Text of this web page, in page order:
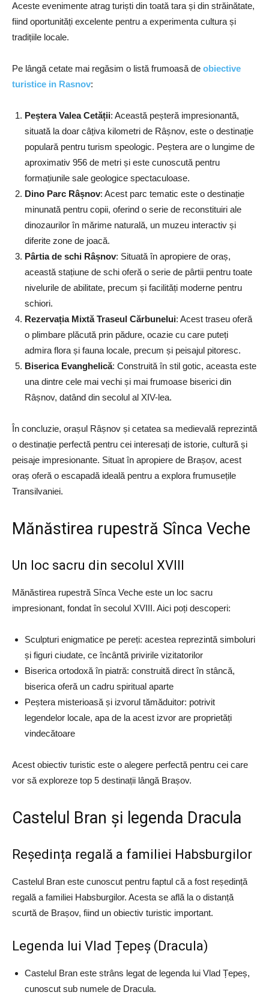
Aceste evenimente atrag turiști din toată tara și din străinătate,
fiind oportunități excelente pentru a experimenta cultura și
tradițiile locale.
Pe lângă cetate mai regăsim o listă frumoasă de obiective
turistice in Rasnov:
Peștera Valea Cetății: Această peșteră impresionantă,
situată la doar câțiva kilometri de Râșnov, este o destinație
populară pentru turism speologic. Peștera are o lungime de
aproximativ 956 de metri și este cunoscută pentru
formațiunile sale geologice spectaculoase.
Dino Parc Râșnov: Acest parc tematic este o destinație
minunată pentru copii, oferind o serie de reconstituiri ale
dinozaurilor în mărime naturală, un muzeu interactiv și
diferite zone de joacă.
Pârtia de schi Râșnov: Situată în apropiere de oraș,
această stațiune de schi oferă o serie de pârtii pentru toate
nivelurile de abilitate, precum și facilități moderne pentru
schiori.
Rezervația Mixtă Traseul Cărbunelui: Acest traseu oferă
o plimbare plăcută prin pădure, ocazie cu care puteți
admira flora și fauna locale, precum și peisajul pitoresc.
Biserica Evanghelică: Construită în stil gotic, aceasta este
una dintre cele mai vechi și mai frumoase biserici din
Râșnov, datând din secolul al XIV-lea.
În concluzie, orașul Râșnov și cetatea sa medievală reprezintă
o destinație perfectă pentru cei interesați de istorie, cultură și
peisaje impresionante. Situat în apropiere de Brașov, acest
oraș oferă o escapadă ideală pentru a explora frumusețile
Transilvaniei.
Mănăstirea rupestră Sînca Veche
Un loc sacru din secolul XVIII
Mănăstirea rupestră Sînca Veche este un loc sacru
impresionant, fondat în secolul XVIII. Aici poți descoperi:
Sculpturi enigmatice pe pereți: acestea reprezintă simboluri
și figuri ciudate, ce încântă privirile vizitatorilor
Biserica ortodoxă în piatră: construită direct în stâncă,
biserica oferă un cadru spiritual aparte
Peștera misterioasă și izvorul tămăduitor: potrivit
legendelor locale, apa de la acest izvor are proprietăți
vindecătoare
Acest obiectiv turistic este o alegere perfectă pentru cei care
vor să exploreze top 5 destinații lângă Brașov.
Castelul Bran și legenda Dracula
Reședința regală a familiei Habsburgilor
Castelul Bran este cunoscut pentru faptul că a fost reședință
regală a familiei Habsburgilor. Acesta se află la o distanță
scurtă de Brașov, fiind un obiectiv turistic important.
Legenda lui Vlad Țepeș (Dracula)
Castelul Bran este strâns legat de legenda lui Vlad Țepeș,
cunoscut sub numele de Dracula.